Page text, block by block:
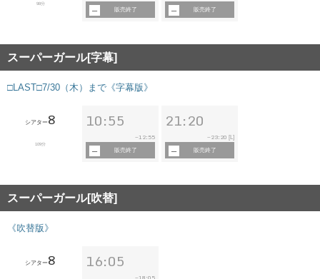
98分
販売終了
販売終了
スーパーガール[字幕]
□LAST□7/30（木）まで《字幕版》
シアター8
109分
10:55
~12:55
販売終了
21:20
~ 23:20 [L]
販売終了
スーパーガール[吹替]
《吹替版》
シアター8 16:05
~ 18:05